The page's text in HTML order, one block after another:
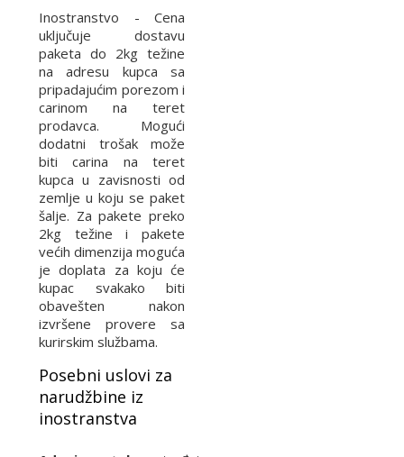
Inostranstvo - Cena
uključuje dostavu
paketa do 2kg težine
na adresu kupca sa
pripadajućim porezom i
carinom na teret
prodavca. Mogući
dodatni trošak može
biti carina na teret
kupca u zavisnosti od
zemlje u koju se paket
šalje. Za pakete preko
2kg težine i pakete
većih dimenzija moguća
je doplata za koju će
kupac svakako biti
obavešten nakon
izvršene provere sa
kurirskim službama.
Posebni uslovi za
narudžbine iz
inostranstva